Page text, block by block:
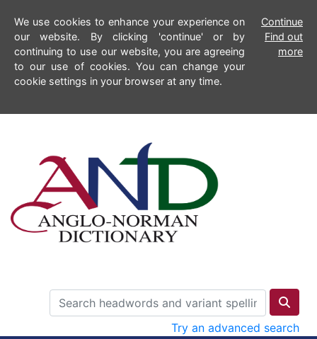
We use cookies to enhance your experience on
our website. By clicking 'continue' or by
continuing to use our website, you are agreeing
to our use of cookies. You can change your
cookie settings in your browser at any time.
Continue
Find out
more
Try an advanced search